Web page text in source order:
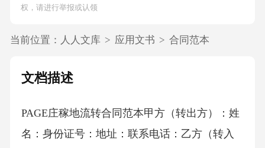
权，请进行举报或认领
当前位置： 人人文库 > 应用文书 > 合同范本
文档描述
PAGE庄稼地流转合同范本 甲方（转出方）：姓
名：身份证号：地址：联系电话：乙方（转入